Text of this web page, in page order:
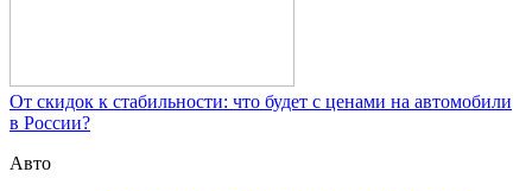
От скидок к стабильности: что будет с ценами на автомобили
в России?
Авто